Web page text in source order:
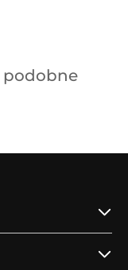
podobne